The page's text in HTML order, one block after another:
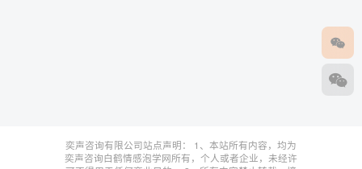
奕声咨询有限公司站点声明： 1、本站所有内容，均为
奕声咨询白鹤情感泡学网所有，个人或者企业，未经许